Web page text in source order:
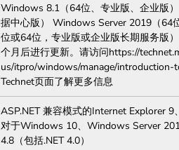
Windows 8.1（64位、专业版、企业版
据中心版） Windows Server 2019（64
位或64位，专业版或企业版长期服务版
个月后进行更新。请访问https://
us/itpro/windows/manage/
Technet页面了解更多信息
ASP.NET 兼容模式的Internet Explorer 9
对于Windows 10、Windows Server
4.8（包括.NET 4.0）